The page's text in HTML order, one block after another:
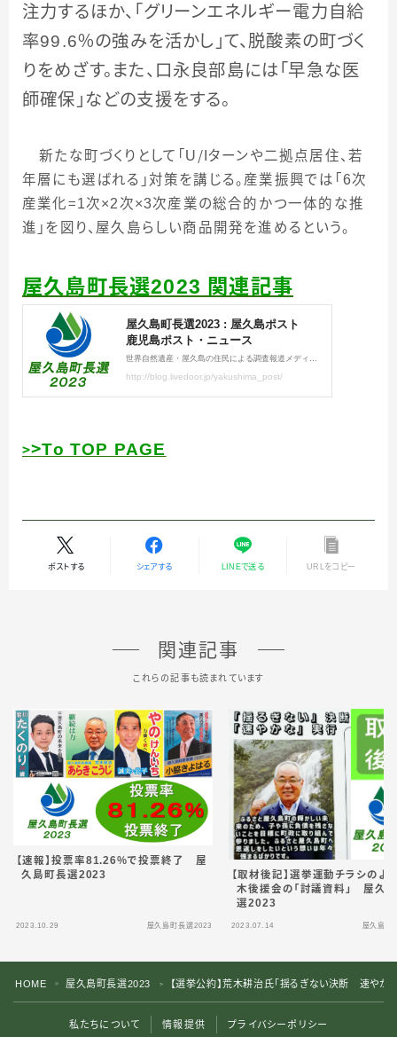
注力するほか、「グリーンエネルギー電力自給
率99.6％の強みを活かし」て、脱酸素の町づく
りをめざす。また、口永良部島には「早急な医
師確保」などの支援をする。
新たな町づくりとして「 U ／ Iターンや二拠点居住、若
年層にも選ばれる」対策を講じる。産業振興では「 6次
産業化＝1次×2次×3次産業の総合的かつ一体的な推
進」を図り、屋久島らしい商品開発を進めるという。
屋久島町長選2023 関連記事
＞＞To TOP PAGE
ポストする シェアする LINEで送る URLをコピー
関連記事
これらの記事も読まれています
【速報】投票率81.26％で投票終了 屋
久島町長選2023
2023.10.29 屋久島町長選2023
【取材後記】選挙運動チラシのよ
木後援会の「討議資料」 屋久
選2023
2023.07.14 屋久島町
HOME ＞ 屋久島町長選2023 ＞ 【選挙公約】荒木耕治氏「揺るぎない決断 速やか
私たちについて 情報提供 プライバシーポリシー